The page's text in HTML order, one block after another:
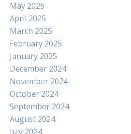
May 2025
April 2025
March 2025
February 2025
January 2025
December 2024
November 2024
October 2024
September 2024
August 2024
July 2024